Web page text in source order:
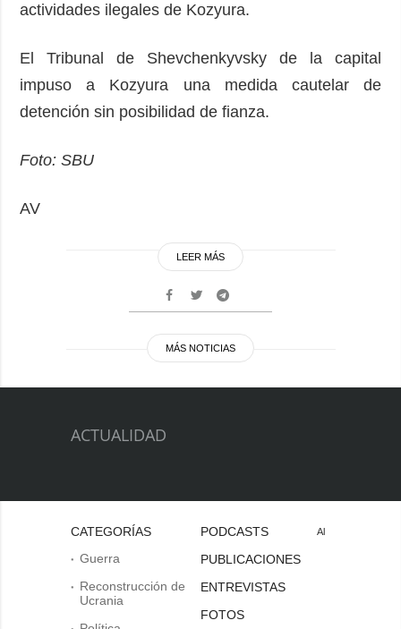
actividades ilegales de Kozyura.
El Tribunal de Shevchenkyvsky de la capital
impuso a Kozyura una medida cautelar de
detención sin posibilidad de fianza.
Foto: SBU
AV
LEER MÁS
MÁS NOTICIAS
ACTUALIDAD
CATEGORÍAS
Guerra
Reconstrucción de
Ucrania
PODCASTS
PUBLICACIONES
ENTREVISTAS
FOTOS
Al